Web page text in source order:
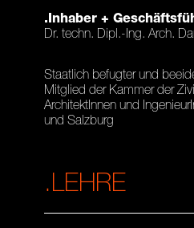
.Inhaber +
Dr. techn. Dipl.-Ing. Arch.
Staatlich befugter und
Mitglied der Kammer der
ArchitektInnen und
und Salzburg
.LEHRE